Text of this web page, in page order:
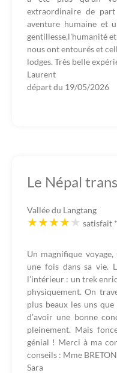
extraordinaire de
aventure humaine et
gentillesse,l'humanité
nous ont entourés et
lodges. Très belle
Laurent
départ du 19/05/2026
Le Népal
Vallée du Langtang
satisfait *
Un magnifique
une fois dans sa vie.
l’intérieur : un trek
physiquement. On
plus beaux les uns
d’avoir une bonne
pleinement. Mais
génial ! Merci à ma
conseils : Mme
Sara